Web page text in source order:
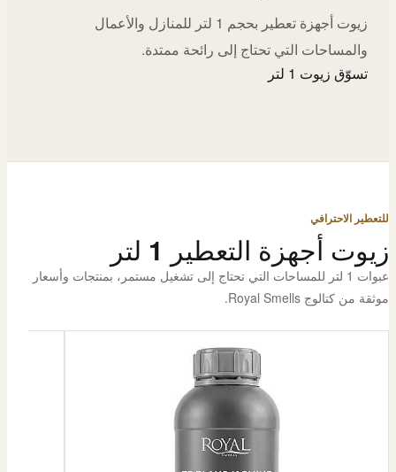
زيوت أجهزة تعطير بحجم 1 لتر للمنازل والأعمال
والمساحات التي تحتاج إلى رائحة ممتدة.
تسوّق زيوت 1 لتر
للتعطير الاحترافي
زيوت أجهزة التعطير 1 لتر
عبوات 1 لتر للمساحات التي تحتاج إلى تشغيل مستمر، بمنتجات وأسعار
موثقة من كتالوج Royal Smells.